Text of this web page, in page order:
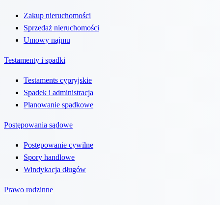
Zakup nieruchomości
Sprzedaż nieruchomości
Umowy najmu
Testamenty i spadki
Testaments cypryjskie
Spadek i administracja
Planowanie spadkowe
Postępowania sądowe
Postępowanie cywilne
Spory handlowe
Windykacja długów
Prawo rodzinne